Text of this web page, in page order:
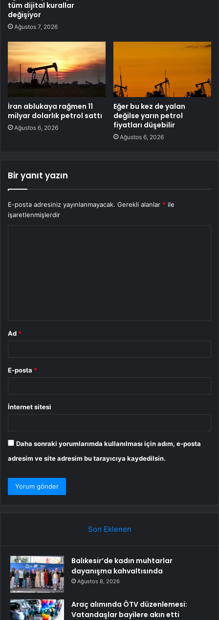
tüm dijital kurallar
değişiyor
Ağustos 7, 2026
İran ablukaya rağmen 11
milyar dolarlık petrol sattı
Ağustos 6, 2026
Eğer bu kez de yalan
değilse yarın petrol
fiyatları düşebilir
Ağustos 6, 2026
Bir yanıt yazın
E-posta adresiniz yayınlanmayacak. Gerekli alanlar * ile
işaretlenmişlerdir
Ad *
E-posta *
İnternet sitesi
Daha sonraki yorumlarımda kullanılması için adım, e-posta
adresim ve site adresim bu tarayıcıya kaydedilsin.
Son Eklenen
Balıkesir’de kadın muhtarlar
dayanışma kahvaltısında
Ağustos 8, 2026
Araç alımında ÖTV düzenlemesi:
Vatandaşlar bayilere akın etti